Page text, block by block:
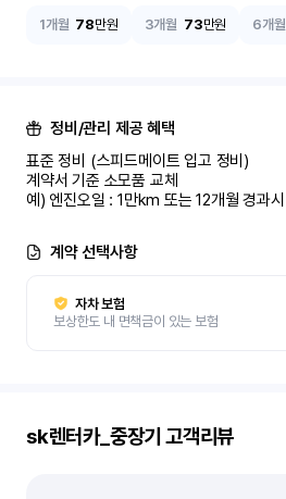
1개월 78만원 3개월 73만원 6개월
정비/관리 제공 혜택
표준 정비 (스피드메이트 입고 정비)
계약서 기준 소모품 교체
예) 엔진오일 : 1만km 또는 12개월 경과시
계약 선택사항
자차 보험
보상한도 내 면책금이 있는 보험
sk렌터카_중장기 고객리뷰